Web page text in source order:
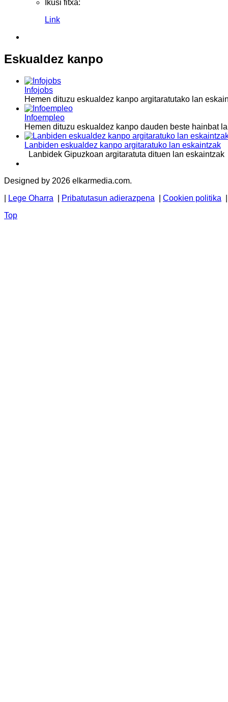
Ikusi fitxa:
Link
Eskualdez kanpo
Infojobs
Hemen dituzu eskualdez kanpo argitaratutako lan
Infoempleo
Hemen dituzu eskualdez kanpo dauden beste hainbat
Lanbiden eskualdez kanpo argitaratuko lan eskaintzak
Lanbidek Gipuzkoan argitaratuta dituen lan eskaintzak
Designed by 2026 elkarmedia.com.
Lege Oharra Pribatutasun adierazpena Cookien politika
Top